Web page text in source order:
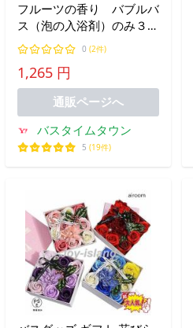
フルーツの香り バブルバ
ス（泡の入浴剤）のみ３０
個セット たっぷり福袋/
プレゼント 泡風
呂/福袋/大量/プレゼント/
バラエティー/女性/子供/セ
0 (2件)
1,265 円
通販ページへ
バスタイムタウン
5 (19件)